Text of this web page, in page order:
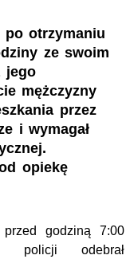
po otrzymaniu
ze swoim
jego
mężczyzny
przez
i wymagał
opiekę
godziną 7:00
policji odebrał